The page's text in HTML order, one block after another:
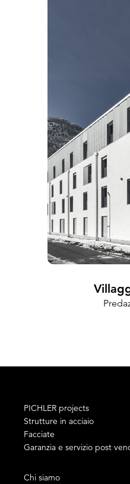
PICHLER projects
Strutture in acciaio
Facciate
Garanzia e servizio post
Chi siamo